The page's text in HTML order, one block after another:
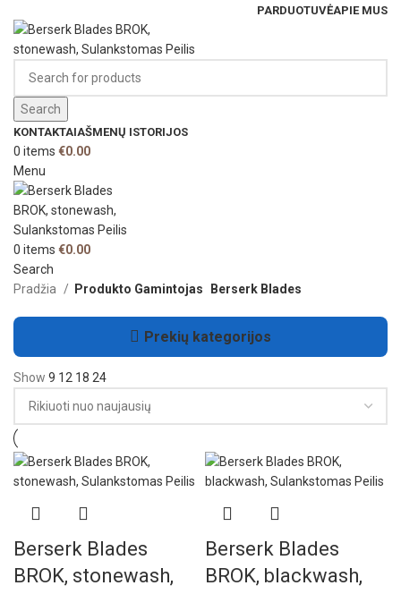
PARDUOTUVĖAPIE MUS
Search
KONTAKTAIAŠMENŲ ISTORIJOS
0 items €0.00
Menu
0 items €0.00
Search
Pradžia Produkto Gamintojas Berserk Blades
Prekių kategorijos
Show 9 12 18 24
Berserk Blades
BROK, stonewash,
Berserk Blades
BROK, blackwash,